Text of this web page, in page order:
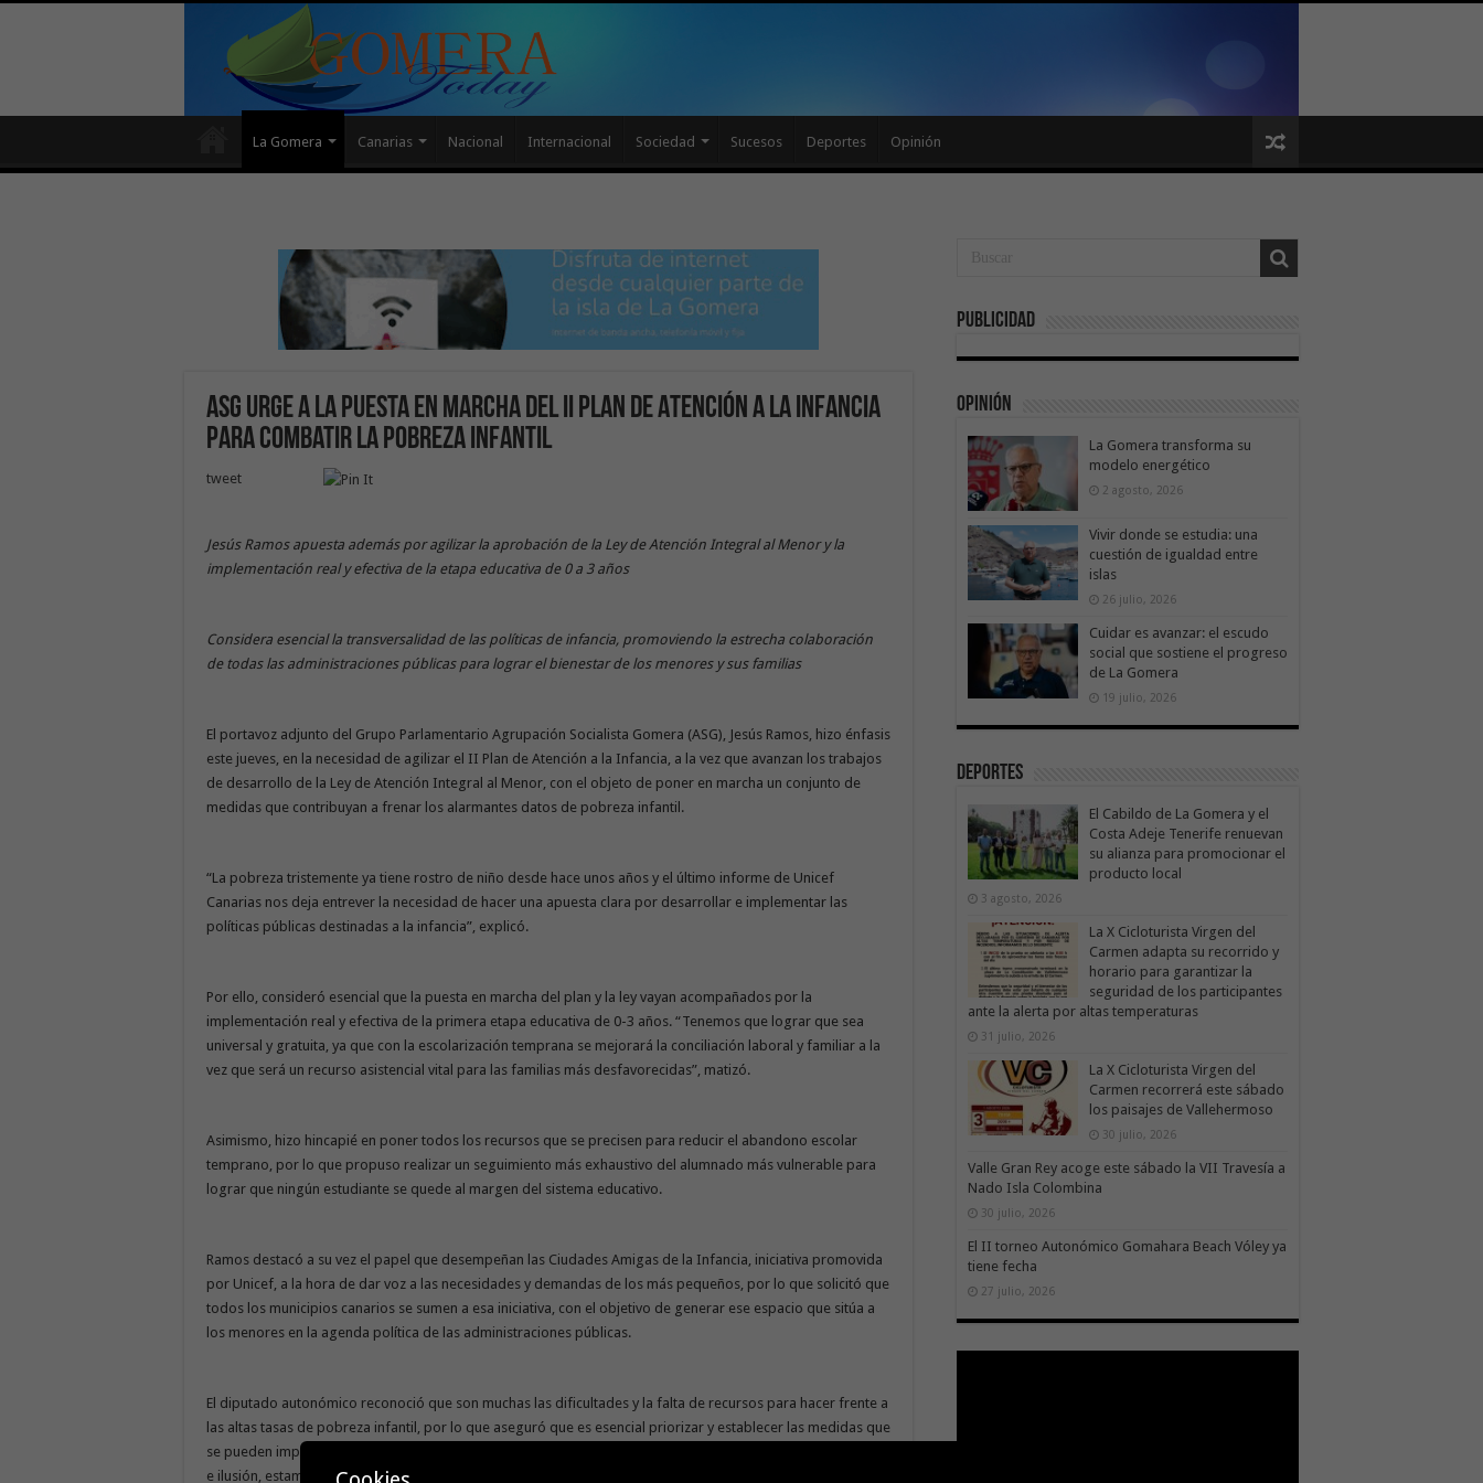
La Gomera Canarias Nacional Internacional Sociedad Sucesos Deportes Opinión
ASG urge a la puesta en marcha del II Plan de Atención a la Infancia
para combatir la pobreza infantil
tweet
Jesús Ramos apuesta además por agilizar la aprobación de la Ley de Atención Integral al Menor y la
implementación real y efectiva de la etapa educativa de 0 a 3 años
Considera esencial la transversalidad de las políticas de infancia, promoviendo la estrecha colaboración
de todas las administraciones públicas para lograr el bienestar de los menores y sus familias
El portavoz adjunto del Grupo Parlamentario Agrupación Socialista Gomera (ASG), Jesús Ramos, hizo énfasis
este jueves, en la necesidad de agilizar el II Plan de Atención a la Infancia, a la vez que avanzan los trabajos
de desarrollo de la Ley de Atención Integral al Menor, con el objeto de poner en marcha un conjunto de
medidas que contribuyan a frenar los alarmantes datos de pobreza infantil.
“La pobreza tristemente ya tiene rostro de niño desde hace unos años y el último informe de Unicef
Canarias nos deja entrever la necesidad de hacer una apuesta clara por desarrollar e implementar las
políticas públicas destinadas a la infancia”, explicó.
Por ello, consideró esencial que la puesta en marcha del plan y la ley vayan acompañados por la
implementación real y efectiva de la primera etapa educativa de 0-3 años. “Tenemos que lograr que sea
universal y gratuita, ya que con la escolarización temprana se mejorará la conciliación laboral y familiar a la
vez que será un recurso asistencial vital para las familias más desfavorecidas”, matizó.
Asimismo, hizo hincapié en poner todos los recursos que se precisen para reducir el abandono escolar
temprano, por lo que propuso realizar un seguimiento más exhaustivo del alumnado más vulnerable para
lograr que ningún estudiante se quede al margen del sistema educativo.
Ramos destacó a su vez el papel que desempeñan las Ciudades Amigas de la Infancia, iniciativa promovida
por Unicef, a la hora de dar voz a las necesidades y demandas de los más pequeños, por lo que solicitó que
todos los municipios canarios se sumen a esa iniciativa, con el objetivo de generar ese espacio que sitúa a
los menores en la agenda política de las administraciones públicas.
El diputado autonómico reconoció que son muchas las dificultades y la falta de recursos para hacer frente a
las altas tasas de pobreza infantil, por lo que aseguró que es esencial priorizar y establecer las medidas que
se pueden implantar. Por ello, agradeció la labor que ejerce Unicef , ya que “gracias a su empeño, esfuerzo
e ilusión, estamos hoy abordando la comisión de estudio de la que estoy seguro que saldrá un buen trabajo
Publicidad
Opinión
La Gomera transforma su
modelo energético
2 agosto, 2026
Vivir donde se estudia: una
cuestión de igualdad entre
islas
26 julio, 2026
Cuidar es avanzar: el escudo
social que sostiene el progreso
de La Gomera
19 julio, 2026
Deportes
El Cabildo de La Gomera y el
Costa Adeje Tenerife renuevan
su alianza para promocionar el
producto local
3 agosto, 2026
La X Cicloturista Virgen del
Carmen adapta su recorrido y
horario para garantizar la
seguridad de los participantes
ante la alerta por altas temperaturas
31 julio, 2026
La X Cicloturista Virgen del
Carmen recorrerá este sábado
los paisajes de Vallehermoso
30 julio, 2026
Valle Gran Rey acoge este sábado la VII Travesía a
Nado Isla Colombina
30 julio, 2026
El II torneo Autonómico Gomahara Beach Vóley ya
tiene fecha
27 julio, 2026